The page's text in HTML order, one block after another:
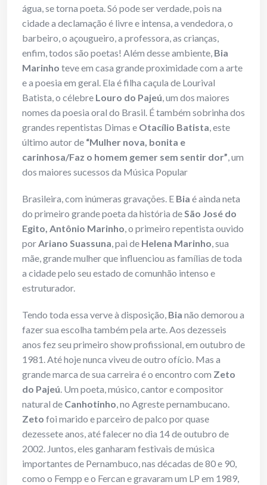
água, se torna poeta. Só pode ser verdade, pois na
cidade a declamação é livre e intensa, a vendedora, o
barbeiro, o açougueiro, a professora, as crianças,
enfim, todos são poetas! Além desse ambiente, Bia
Marinho teve em casa grande proximidade com a arte
e a poesia em geral. Ela é filha caçula de Lourival
Batista, o célebre Louro do Pajeú, um dos maiores
nomes da poesia oral do Brasil. É também sobrinha dos
grandes repentistas Dimas e Otacílio Batista, este
último autor de “Mulher nova, bonita e
carinhosa/Faz o homem gemer sem sentir dor”, um
dos maiores sucessos da Música Popular
Brasileira, com inúmeras gravações. E Bia é ainda neta
do primeiro grande poeta da história deSão José do
Egito, Antônio Marinho, o primeiro repentista ouvido
porAriano Suassuna, pai de Helena Marinho, sua
mãe, grande mulher que influenciou as famílias de toda
a cidade pelo seu estado de comunhão intenso e
estruturador.
Tendo toda essa verve à disposição, Bia não demorou a
fazer sua escolha também pela arte. Aos dezesseis
anos fez seu primeiro show profissional, em outubro de
1981. Até hoje nunca viveu de outro ofício. Mas a
grande marca de sua carreira é o encontro com Zeto
do Pajeú. Um poeta, músico, cantor e compositor
natural de Canhotinho, no Agreste pernambucano.
Zeto foi marido e parceiro de palco por quase
dezessete anos, até falecer no dia 14 de outubro de
2002. Juntos, eles ganharam festivais de música
importantes de Pernambuco, nas décadas de 80 e 90,
como o Fempp e o Fercan e gravaram um LP em 1989,